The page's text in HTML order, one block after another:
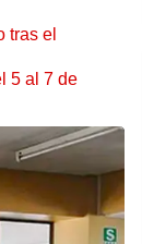
tras el
5 al 7 de